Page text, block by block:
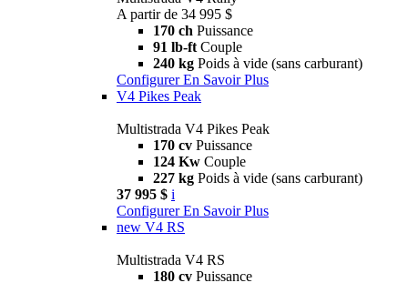
A partir de 34 995 $
170 ch Puissance
91 lb-ft Couple
240 kg Poids à vide (sans carburant)
Configurer En Savoir Plus
V4 Pikes Peak
Multistrada V4 Pikes Peak
170 cv Puissance
124 Kw Couple
227 kg Poids à vide (sans carburant)
37 995 $ i
Configurer En Savoir Plus
new V4 RS
Multistrada V4 RS
180 cv Puissance